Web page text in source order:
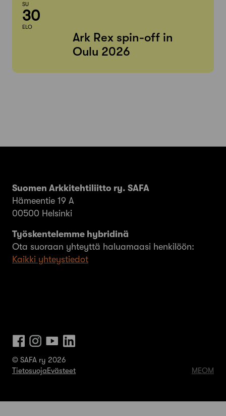
SU
30
ELO
Ark Rex spin-off in
Oulu 2026
Suomen Arkkitehtiliitto ry. SAFA
Hämeentie 19 A
00500 Helsinki
Työskentelemme hybridinä
Ota suoraan yhteyttä haluamaasi henkilöön:
Kaikki yhteystiedot
© SAFA ry 2026
TietosuojaEvästeet MEOM